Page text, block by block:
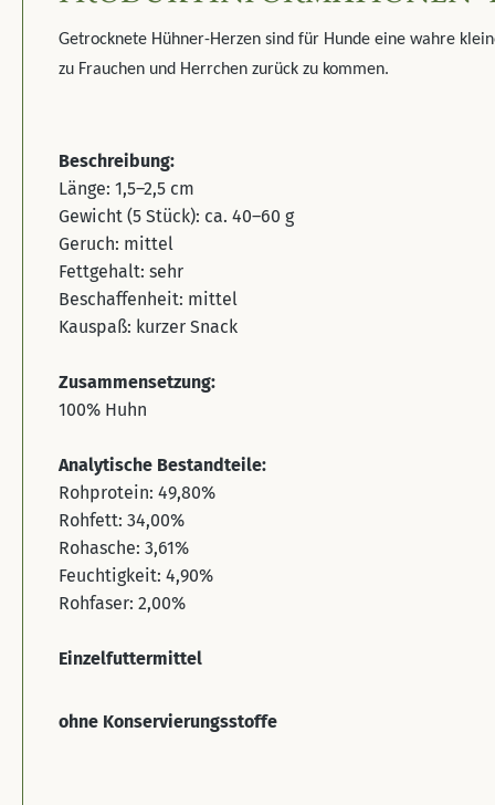
Getrocknete Hühner-Herzen sind für Hunde eine wahre
zu Frauchen und Herrchen zurück zu kommen.
Beschreibung:
Länge: 1,5–2,5 cm
Gewicht (5 Stück): ca. 40–60 g
Geruch: mittel
Fettgehalt: sehr
Beschaffenheit: mittel
Kauspaß: kurzer Snack
Zusammensetzung:
100% Huhn
Analytische Bestandteile:
Rohprotein: 49,80%
Rohfett: 34,00%
Rohasche: 3,61%
Feuchtigkeit: 4,90%
Rohfaser: 2,00%
Einzelfuttermittel
ohne Konservierungsstoffe